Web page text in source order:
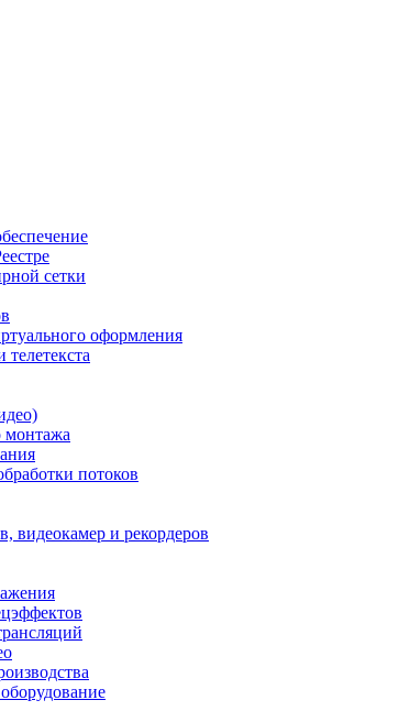
сетки
оформления
монтажа
потоков
видеокамер и рекордеров